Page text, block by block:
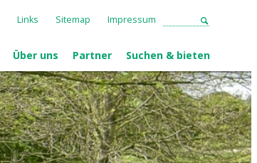
Über uns Partner
Suchen & bieten
Links Sitemap Impressum